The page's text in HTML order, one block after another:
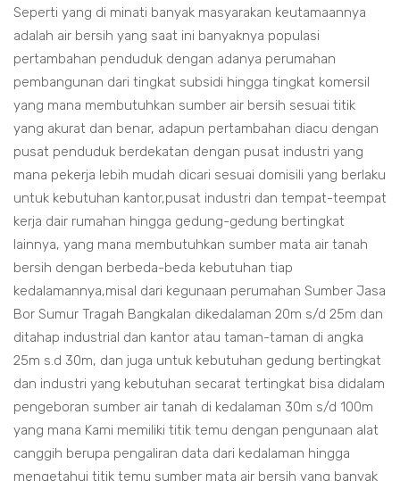
Seperti yang di minati banyak masyarakan keutamaannya
adalah air bersih yang saat ini banyaknya populasi
pertambahan penduduk dengan adanya perumahan
pembangunan dari tingkat subsidi hingga tingkat komersil
yang mana membutuhkan sumber air bersih sesuai titik
yang akurat dan benar, adapun pertambahan diacu dengan
pusat penduduk berdekatan dengan pusat industri yang
mana pekerja lebih mudah dicari sesuai domisili yang berlaku
untuk kebutuhan kantor,pusat industri dan tempat-teempat
kerja dair rumahan hingga gedung-gedung bertingkat
lainnya, yang mana membutuhkan sumber mata air tanah
bersih dengan berbeda-beda kebutuhan tiap
kedalamannya,misal dari kegunaan perumahan Sumber Jasa
Bor Sumur Tragah Bangkalan dikedalaman 20m s/d 25m dan
ditahap industrial dan kantor atau taman-taman di angka
25m s.d 30m, dan juga untuk kebutuhan gedung bertingkat
dan industri yang kebutuhan secarat tertingkat bisa didalam
pengeboran sumber air tanah di kedalaman 30m s/d 100m
yang mana Kami memiliki titik temu dengan pengunaan alat
canggih berupa pengaliran data dari kedalaman hingga
mengetahui titik temu sumber mata air bersih yang banyak